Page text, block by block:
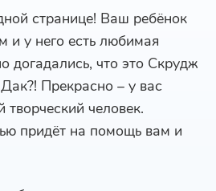
странице! Ваш ребёнок
и у него есть любимая
догадались, что это Скрудж
Прекрасно – у вас
творческий человек.
придёт на помощь вам и